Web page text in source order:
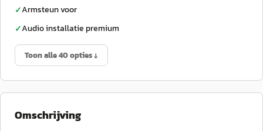
✓Armsteun voor
✓Audio installatie premium
Toon alle 40 opties ↓
Omschrijving